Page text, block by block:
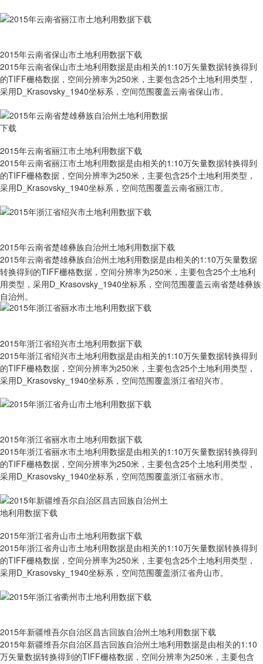
2015年云南省保山市土地利用数据下载
2015年云南省保山市土地利用数据是由相关的1:10万矢量数据转换得到
的TIFF栅格数据，空间分辨率为250米，主要包含25个土地利用类型，
采用D_Krasovsky_1940坐标系，空间范围覆盖云南省保山市。
2015年云南省丽江市土地利用数据下载
2015年云南省丽江市土地利用数据是由相关的1:10万矢量数据转换得到
的TIFF栅格数据，空间分辨率为250米，主要包含25个土地利用类型，
采用D_Krasovsky_1940坐标系，空间范围覆盖云南省丽江市。
2015年云南省楚雄彝族自治州土地利用数据下载
2015年云南省楚雄彝族自治州土地利用数据是由相关的1:10万矢量数据
转换得到的TIFF栅格数据，空间分辨率为250米，主要包含25个土地利
用类型，采用D_Krasovsky_1940坐标系，空间范围覆盖云南省楚雄彝族
自治州。
2015年浙江省绍兴市土地利用数据下载
2015年浙江省绍兴市土地利用数据是由相关的1:10万矢量数据转换得到
的TIFF栅格数据，空间分辨率为250米，主要包含25个土地利用类型，
采用D_Krasovsky_1940坐标系，空间范围覆盖浙江省绍兴市。
2015年浙江省丽水市土地利用数据下载
2015年浙江省丽水市土地利用数据是由相关的1:10万矢量数据转换得到
的TIFF栅格数据，空间分辨率为250米，主要包含25个土地利用类型，
采用D_Krasovsky_1940坐标系，空间范围覆盖浙江省丽水市。
2015年浙江省舟山市土地利用数据下载
2015年浙江省舟山市土地利用数据是由相关的1:10万矢量数据转换得到
的TIFF栅格数据，空间分辨率为250米，主要包含25个土地利用类型，
采用D_Krasovsky_1940坐标系，空间范围覆盖浙江省舟山市。
2015年新疆维吾尔自治区昌吉回族自治州土地利用数据下载
2015年新疆维吾尔自治区昌吉回族自治州土地利用数据是由相关的1:10
万矢量数据转换得到的TIFF栅格数据，空间分辨率为250米，主要包含